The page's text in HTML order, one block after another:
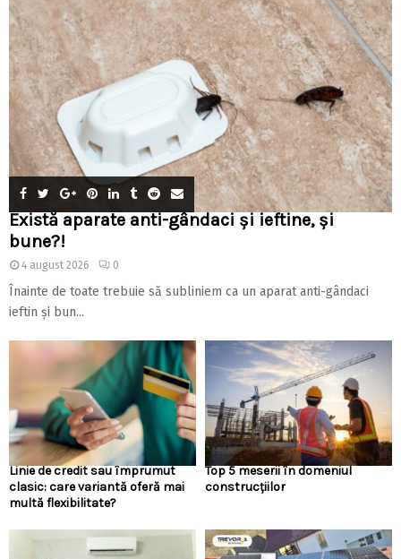
Există aparate anti-gândaci și ieftine, și
bune?!
4 august 2026 0
Înainte de toate trebuie să subliniem ca un aparat anti-gândaci
ieftin și bun...
Linie de credit sau împrumut
clasic: care variantă oferă mai
multă flexibilitate?
Top 5 meserii în domeniul
construcțiilor